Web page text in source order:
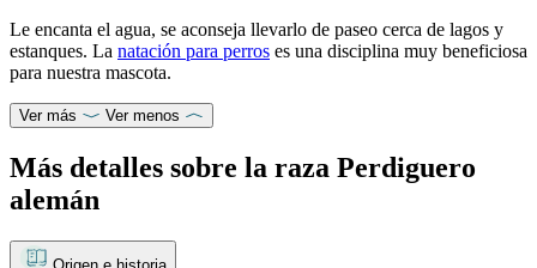
Le encanta el agua, se aconseja llevarlo de paseo cerca de lagos y
estanques. La natación para perros es una disciplina muy beneficiosa
para nuestra mascota.
Ver más Ver menos
Más detalles sobre la raza Perdiguero
alemán